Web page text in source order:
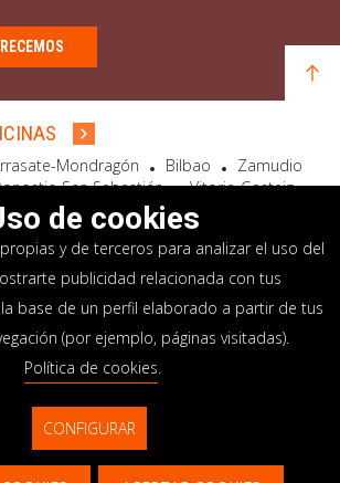
Mondragón Bilbao
Zamudio
San Sebastián
Vitoria-Gasteiz
El Astillero Bidart
SOCIAL
7 Arrasate-Mondragón
GIPUZKOA – SPAIN
900 84 14 14
Aviso legal
Portal de privacidad
Sistema interno información
de cookies
y de terceros para analizar el uso del
publicidad relacionada con tus
base de un perfil elaborado a partir de tus
(por ejemplo, páginas visitadas).
Política de cookies.
CONFIGURAR